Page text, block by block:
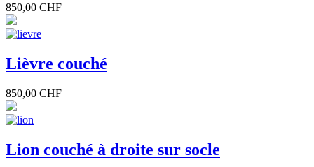
850,00 CHF
Lièvre couché
850,00 CHF
Lion couché à droite sur socle